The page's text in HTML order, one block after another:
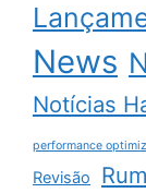
News
Notícias
performance
Revisão